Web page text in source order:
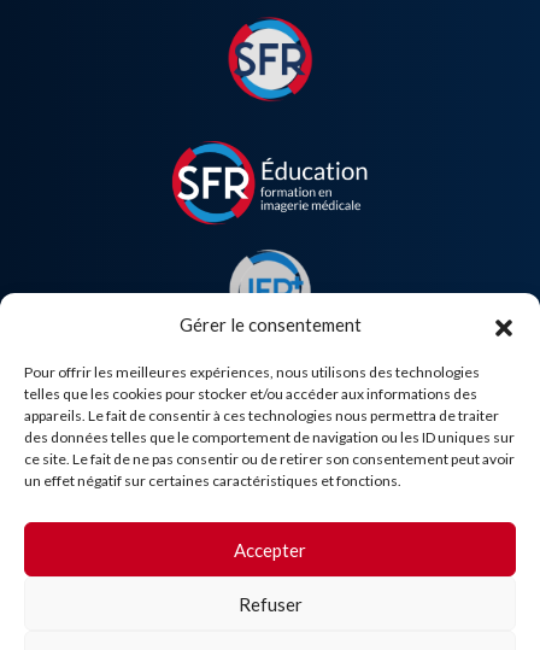
Gérer le consentement
Pour offrir les meilleures expériences, nous utilisons des technologies
telles que les cookies pour stocker et/ou accéder aux informations des
appareils. Le fait de consentir à ces technologies nous permettra de traiter
des données telles que le comportement de navigation ou les ID uniques sur
ce site. Le fait de ne pas consentir ou de retirer son consentement peut avoir
un effet négatif sur certaines caractéristiques et fonctions.
Accepter
Refuser
Besoin d'aide ?